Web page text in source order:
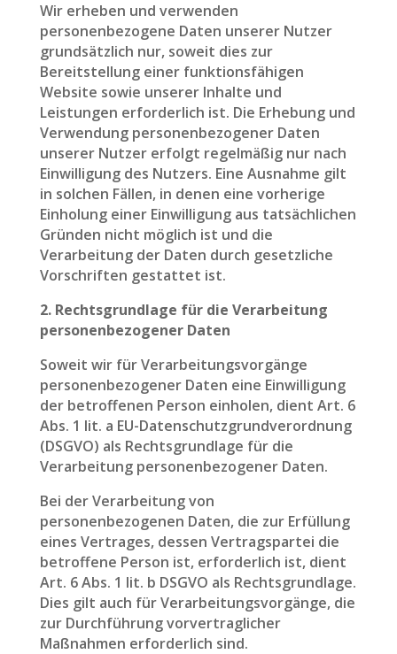
Wir erheben und verwenden
personenbezogene Daten unserer Nutzer
grundsätzlich nur, soweit dies zur
Bereitstellung einer funktionsfähigen
Website sowie unserer Inhalte und
Leistungen erforderlich ist. Die Erhebung und
Verwendung personenbezogener Daten
unserer Nutzer erfolgt regelmäßig nur nach
Einwilligung des Nutzers. Eine Ausnahme gilt
in solchen Fällen, in denen eine vorherige
Einholung einer Einwilligung aus tatsächlichen
Gründen nicht möglich ist und die
Verarbeitung der Daten durch gesetzliche
Vorschriften gestattet ist.
2. Rechtsgrundlage für die Verarbeitung
personenbezogener Daten
Soweit wir für Verarbeitungsvorgänge
personenbezogener Daten eine Einwilligung
der betroffenen Person einholen, dient Art. 6
Abs. 1 lit. a EU-Datenschutzgrundverordnung
(DSGVO) als Rechtsgrundlage für die
Verarbeitung personenbezogener Daten.
Bei der Verarbeitung von
personenbezogenen Daten, die zur Erfüllung
eines Vertrages, dessen Vertragspartei die
betroffene Person ist, erforderlich ist, dient
Art. 6 Abs. 1 lit. b DSGVO als Rechtsgrundlage.
Dies gilt auch für Verarbeitungsvorgänge, die
zur Durchführung vorvertraglicher
Maßnahmen erforderlich sind.